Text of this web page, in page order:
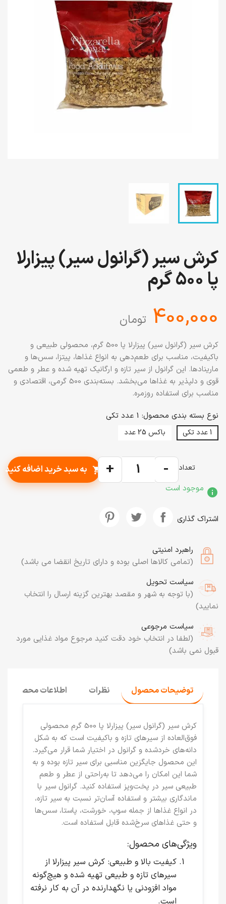
کرش سیر (گرانول سیر) پیزارلا
پا 500 گرم
‎400,000 تومان
کرش سیر (گرانول سیر) پیزارلا پا 500 گرم، محصولی طبیعی و
باکیفیت، مناسب برای طعم‌دهی به انواع غذاها، پیتزا، سس‌ها و
مارینادها. این گرانول از سیر تازه و ارگانیک تهیه شده و عطر و طعمی
قوی و دلپذیر به غذاها می‌بخشد. بسته‌بندی 500 گرمی، اقتصادی و
مناسب برای استفاده روزمره.
نوع بسته بندی محصول: 1 عدد تکی
1 عدد تکی باکس 25 عدد
تعداد -
+
shopping_cart به سبد خرید اضافه کنید
info موجود است
اشتراک گذاری
راهبرد امنیتی
(تمامی کالاها اصلی بوده و دارای تاریخ انقضا می باشد)
سیاست تحویل
(با توجه به شهر و مقصد بهترین گزینه ارسال را انتخاب
نمایید)
سیاست مرجوعی
(لطفا در انتخاب خود دقت کنید مرجوع مواد غذایی مورد
قبول نمی باشد)
توضیحات محصول نظرات اطلاعات محصول
کرش سیر (گرانول سیر) پیزارلا پا 500 گرم
محصولی
فوق‌العاده از سیرهای تازه و باکیفیت است که به شکل
دانه‌های خردشده و گرانول در اختیار شما قرار می‌گیرد.
این محصول جایگزین مناسبی برای سیر تازه بوده و به
شما این امکان را می‌دهد تا به‌راحتی از عطر و طعم
طبیعی سیر در پخت‌وپز استفاده کنید. گرانول سیر با
ماندگاری بیشتر و استفاده آسان‌تر نسبت به سیر تازه،
در انواع غذاها از جمله سوپ، خورشت، پاستا، سس‌ها
و حتی غذاهای سرخ‌شده قابل استفاده است.
ویژگی‌های محصول:
کیفیت بالا و طبیعی: کرش سیر پیزارلا از
سیرهای تازه و طبیعی تهیه شده و هیچ‌گونه
مواد افزودنی یا نگهدارنده در آن به کار نرفته
است.